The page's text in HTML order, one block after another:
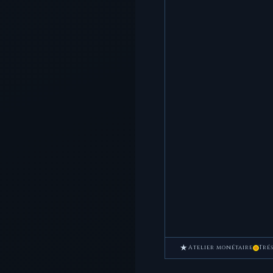
★ Atelier monétaire